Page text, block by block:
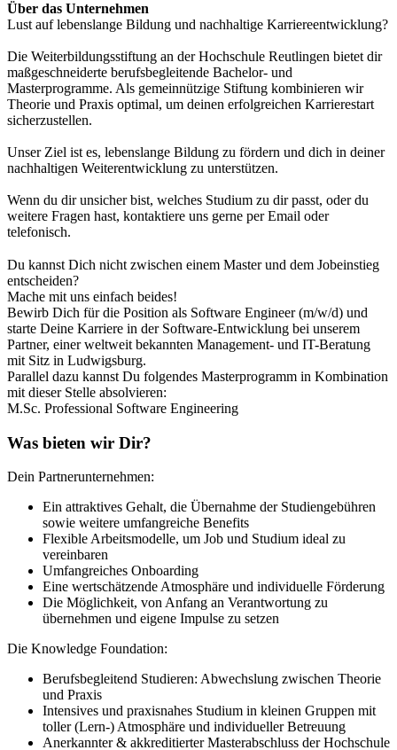
Über das Unternehmen
Lust auf lebenslange Bildung und nachhaltige Karriereentwicklung?
Die Weiterbildungsstiftung an der Hochschule Reutlingen bietet dir
maßgeschneiderte berufsbegleitende Bachelor- und
Masterprogramme. Als gemeinnützige Stiftung kombinieren wir
Theorie und Praxis optimal, um deinen erfolgreichen Karrierestart
sicherzustellen.
Unser Ziel ist es, lebenslange Bildung zu fördern und dich in deiner
nachhaltigen Weiterentwicklung zu unterstützen.
Wenn du dir unsicher bist, welches Studium zu dir passt, oder du
weitere Fragen hast, kontaktiere uns gerne per Email oder
telefonisch.
Du kannst Dich nicht zwischen einem Master und dem Jobeinstieg
entscheiden?
Mache mit uns einfach beides!
Bewirb Dich für die Position als Software Engineer (m/w/d) und
starte Deine Karriere in der Software-Entwicklung bei unserem
Partner, einer weltweit bekannten Management- und IT-Beratung
mit Sitz in Ludwigsburg.
Parallel dazu kannst Du folgendes Masterprogramm in Kombination
mit dieser Stelle absolvieren:
M.Sc. Professional Software Engineering
Was bieten wir Dir?
Dein Partnerunternehmen:
Ein attraktives Gehalt, die Übernahme der Studiengebühren
sowie weitere umfangreiche Benefits
Flexible Arbeitsmodelle, um Job und Studium ideal zu
vereinbaren
Umfangreiches Onboarding
Eine wertschätzende Atmosphäre und individuelle Förderung
Die Möglichkeit, von Anfang an Verantwortung zu
übernehmen und eigene Impulse zu setzen
Die Knowledge Foundation:
Berufsbegleitend Studieren: Abwechslung zwischen Theorie
und Praxis
Intensives und praxisnahes Studium in kleinen Gruppen mit
toller (Lern-) Atmosphäre und individueller Betreuung
Anerkannter & akkreditierter Masterabschluss der Hochschule